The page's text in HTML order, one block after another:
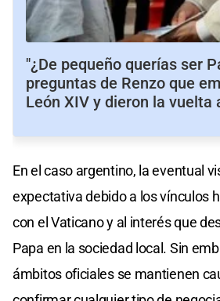
"¿De pequeño querías ser
preguntas de Renzo que
León XIV y dieron la vuelta
En el caso argentino, la eventual
expectativa debido a los vínculos
con el Vaticano y al interés que
Papa en la sociedad local. Sin
ámbitos oficiales se mantienen